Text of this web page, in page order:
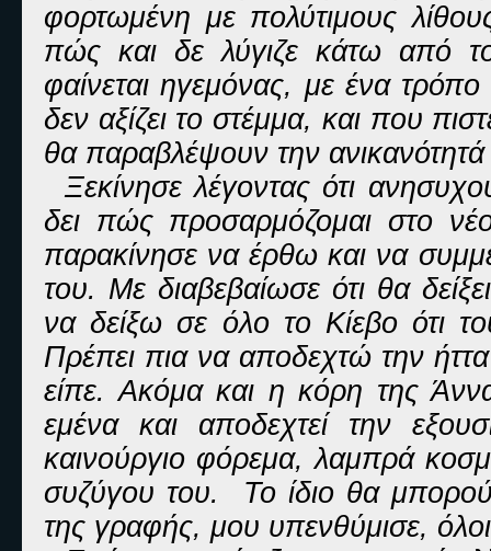
φορτωμένη με πολύτιμους
πώς και δε λύγιζε κάτω από
φαίνεται ηγεμόνας, με ένα
δεν αξίζει το στέμμα, και που
θα παραβλέψουν την
Ξεκίνησε λέγοντας ότι
δει πώς προσαρμόζομαι στο
παρακίνησε να έρθω και να
του. Με διαβεβαίωσε ότι θα
να δείξω σε όλο το Κίεβο ότι
Πρέπει πια να αποδεχτώ την
είπε. Ακόμα και η κόρη της
εμένα και αποδεχτεί την
καινούργιο φόρεμα, λαμπρά
συζύγου του. Το ίδιο θα
της γραφής, μου υπενθύμισε, όλοι